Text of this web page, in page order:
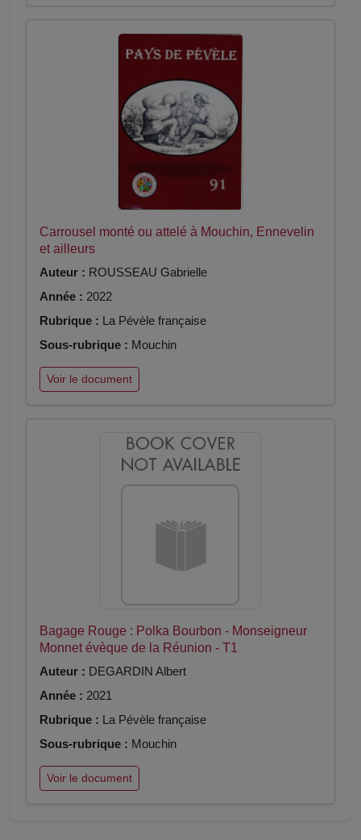
Carrousel monté ou attelé à Mouchin, Ennevelin
et ailleurs
Auteur : ROUSSEAU Gabrielle
Année : 2022
Rubrique : La Pévèle française
Sous-rubrique : Mouchin
Voir le document
Bagage Rouge : Polka Bourbon - Monseigneur
Monnet évèque de la Réunion - T1
Auteur : DEGARDIN Albert
Année : 2021
Rubrique : La Pévèle française
Sous-rubrique : Mouchin
Voir le document